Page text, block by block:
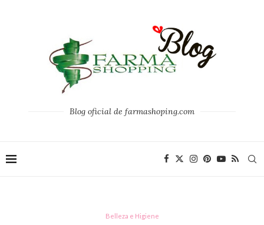
Blog oficial de farmashoping.com
Belleza e Higiene